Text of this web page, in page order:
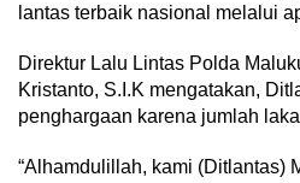
lantas terbaik nasional melalui
Direktur Lalu Lintas Polda
Kristanto, S.I.K mengatakan,
penghargaan karena jumlah
“Alhamdulillah, kami (Ditlantas)